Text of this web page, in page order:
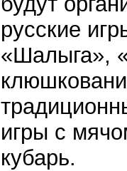
русские
«Шалыга»,
игры с
кубарь.